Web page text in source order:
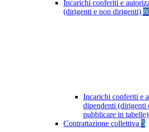
Incarichi conferiti e
(dirigenti e non dirigenti)
Incarichi conferiti e
dipendenti (dirigenti
pubblicare in tabelle)
Contrattazione collettiva 5